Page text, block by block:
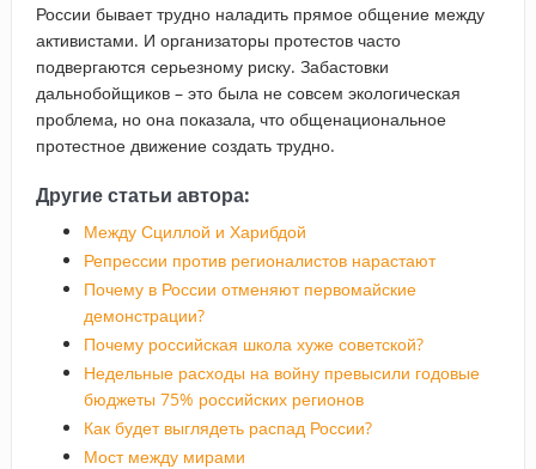
России бывает трудно наладить прямое общение между
активистами. И организаторы протестов часто
подвергаются серьезному риску. Забастовки
дальнобойщиков – это была не совсем экологическая
проблема, но она показала, что общенациональное
протестное движение создать трудно.
Другие статьи автора:
Между Сциллой и Харибдой
Репрессии против регионалистов нарастают
Почему в России отменяют первомайские
демонстрации?
Почему российская школа хуже советской?
Недельные расходы на войну превысили годовые
бюджеты 75% российских регионов
Как будет выглядеть распад России?
Мост между мирами